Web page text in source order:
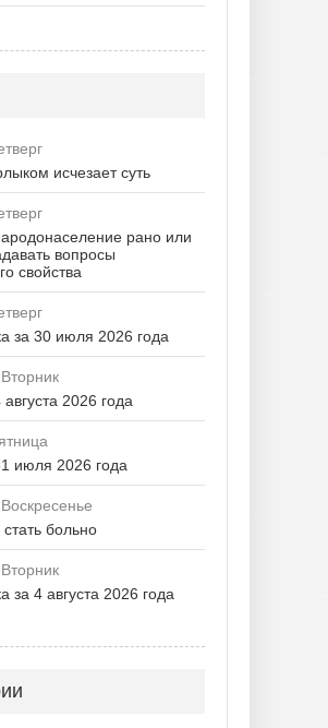
исчезает суть
рано или
вопросы
свойства
за 30 июля 2026 года
2026 года
июля 2026 года
больно
за 4 августа 2026 года